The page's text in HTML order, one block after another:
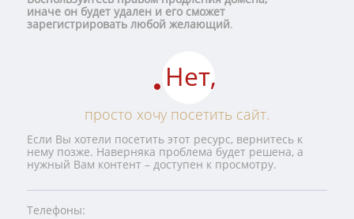
иначе он будет удален и его сможет
зарегистрировать любой желающий.
Нет,
просто хочу посетить сайт.
Если Вы хотели посетить этот ресурс, вернитесь к
нему позже. Наверняка проблема будет решена, а
нужный Вам контент – доступен к просмотру.
Телефоны: